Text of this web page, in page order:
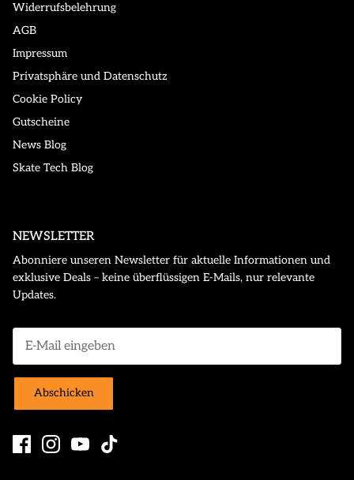
Widerrufsbelehrung
AGB
Impressum
Privatsphäre und Datenschutz
Cookie Policy
Gutscheine
News Blog
Skate Tech Blog
NEWSLETTER
Abonniere unseren Newsletter für aktuelle Informationen und
exklusive Deals – keine überflüssigen E-Mails, nur relevante
Updates.
Abschicken